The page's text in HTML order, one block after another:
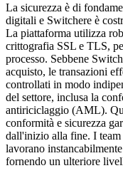
La sicurezza è di
digitali e Switchere è
La piattaforma utilizza
crittografia SSL e TLS,
processo. Sebbene
acquisto, le transazioni
controllati in modo
del settore, inclusa la
antiriciclaggio (AML).
conformità e sicurezza
dall'inizio alla fine. I team
lavorano
fornendo un ulteriore